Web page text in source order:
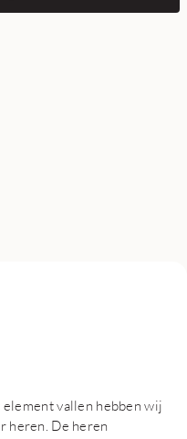
vallen hebben wij
heren. De heren